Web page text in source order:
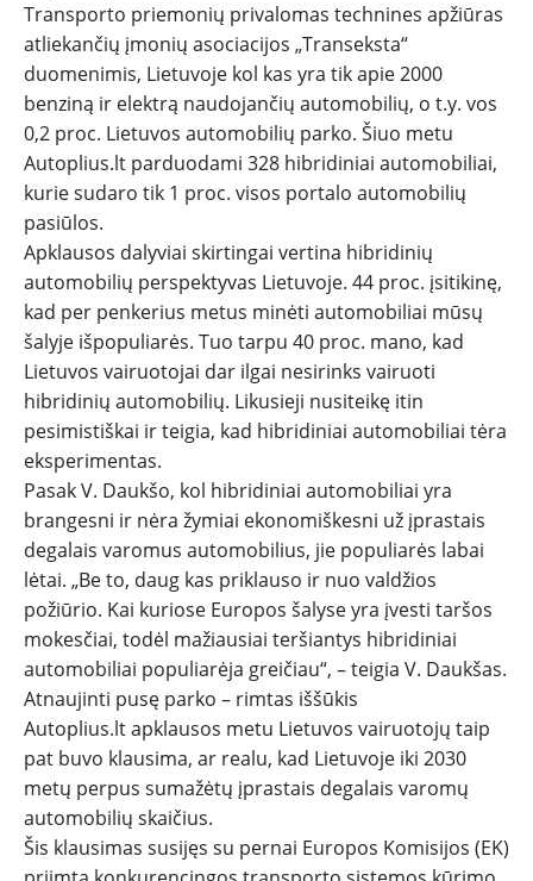
Transporto priemonių privalomas technines apžiūras
atliekančių įmonių asociacijos „Transeksta“
duomenimis, Lietuvoje kol kas yra tik apie 2000
benziną ir elektrą naudojančių automobilių, o t.y. vos
0,2 proc. Lietuvos automobilių parko. Šiuo metu
Autoplius.lt parduodami 328 hibridiniai automobiliai,
kurie sudaro tik 1 proc. visos portalo automobilių
pasiūlos.
Apklausos dalyviai skirtingai vertina hibridinių
automobilių perspektyvas Lietuvoje. 44 proc. įsitikinę,
kad per penkerius metus minėti automobiliai mūsų
šalyje išpopuliarės. Tuo tarpu 40 proc. mano, kad
Lietuvos vairuotojai dar ilgai nesirinks vairuoti
hibridinių automobilių. Likusieji nusiteikę itin
pesimistiškai ir teigia, kad hibridiniai automobiliai tėra
eksperimentas.
Pasak V. Daukšo, kol hibridiniai automobiliai yra
brangesni ir nėra žymiai ekonomiškesni už įprastais
degalais varomus automobilius, jie populiarės labai
lėtai. „Be to, daug kas priklauso ir nuo valdžios
požiūrio. Kai kuriose Europos šalyse yra įvesti taršos
mokesčiai, todėl mažiausiai teršiantys hibridiniai
automobiliai populiarėja greičiau“, – teigia V. Daukšas.
Atnaujinti pusę parko – rimtas iššūkis
Autoplius.lt apklausos metu Lietuvos vairuotojų taip
pat buvo klausima, ar realu, kad Lietuvoje iki 2030
metų perpus sumažėtų įprastais degalais varomų
automobilių skaičius.
Šis klausimas susijęs su pernai Europos Komisijos (EK)